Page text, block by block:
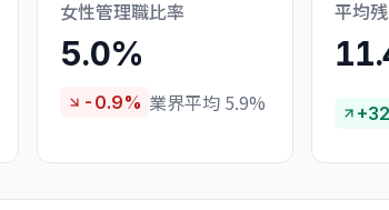
女性管理職比率
5.0%
-0.9% 業界平均 5.9%
平均残